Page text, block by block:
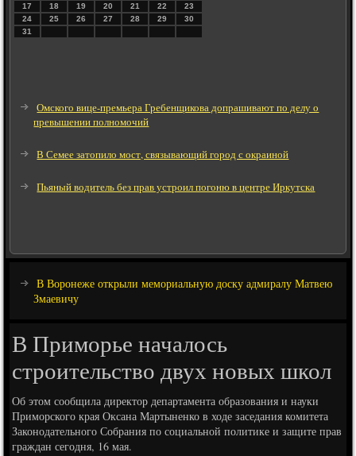
17
18 19 20 21 22
23
24
25 26 27 28 29
30
31
Омского вице-премьера Гребенщикова допрашивают по делу о
превышении полномочий
В Семее затопило мост, связывающий город с окраиной
Пьяный водитель без прав устроил погоню в центре Иркутска
В Воронеже открыли мемориальную доску адмиралу Матвею
Змаевичу
В Приморье началось
строительство двух новых школ
Об этом сообщила директор департамента образования и науки
Приморского края Оксана Мартыненко в ходе заседания комитета
Законодательного Собрания по социальной политике и защите прав
граждан сегодня, 16 мая.